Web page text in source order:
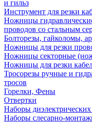
и гильз
Инструмент для резки
Ножницы
проводов со стальным
Болторезы, гайколомы,
Ножницы для резки
Ножницы секторные
Ножницы для резки
Тросорезы ручные и
тросов
Горелки, Фены
Отвертки
Наборы диэлектрических
Наборы слесарно-